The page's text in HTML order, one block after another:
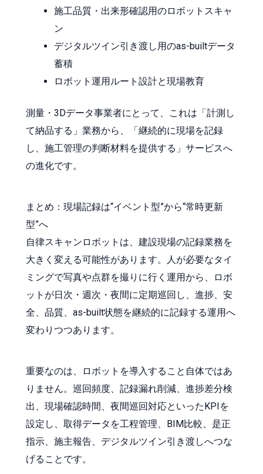
施工品質・出来形確認用のロボットスキャ
ン
デジタルツイン引き渡し用のas-builtデータ
蓄積
ロボット運用ルート設計と現場教育
測量・3Dデータ事業者にとって、これは「計測し
て納品する」業務から、「継続的に現場を記録
し、施工管理の判断材料を提供する」サービスへ
の進化です。
まとめ：現場記録は“イベント型”から“常時更新
型”へ
自律スキャンロボットは、建設現場の記録業務を
大きく変える可能性があります。人が必要なタイ
ミングで写真や点群を撮りに行く運用から、ロボ
ットが日次・週次・夜間に定期巡回し、進捗、安
全、品質、as-built状態を継続的に記録する運用へ
変わりつつあります。
重要なのは、ロボットを導入すること自体ではあ
りません。巡回頻度、記録漏れ削減、進捗差分検
出、現場確認時間、夜間巡回対応といったKPIを
設定し、取得データを工程管理、BIM比較、是正
指示、施主報告、デジタルツイン引き渡しへつな
げることです。